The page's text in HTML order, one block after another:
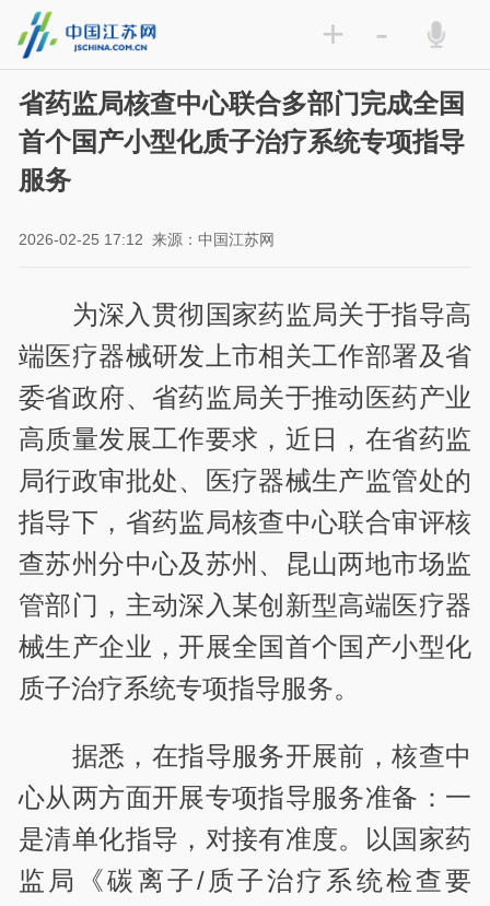
+ -
省药监局核查中心联合多部门完成全国
首个国产小型化质子治疗系统专项指导
服务
2026-02-25 17:12 来源：中国江苏网
为深入贯彻国家药监局关于指导高
端医疗器械研发上市相关工作部署及省
委省政府、省药监局关于推动医药产业
高质量发展工作要求，近日，在省药监
局行政审批处、医疗器械生产监管处的
指导下，省药监局核查中心联合审评核
查苏州分中心及苏州、昆山两地市场监
管部门，主动深入某创新型高端医疗器
械生产企业，开展全国首个国产小型化
质子治疗系统专项指导服务。
据悉，在指导服务开展前，核查中
心从两方面开展专项指导服务准备：一
是清单化指导，对接有准度。以国家药
监局《碳离子/质子治疗系统检查要